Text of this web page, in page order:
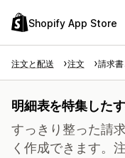
Shopify App Store
注文と配送 注文 請求書
明細表を特集した
すっきり整った請
く作成できます。